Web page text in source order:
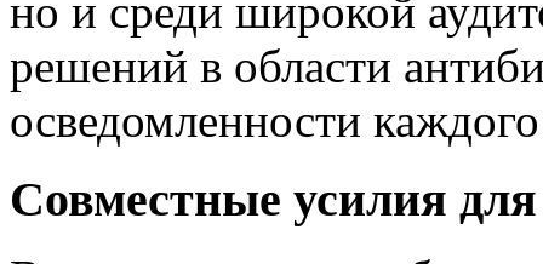
но и среди широкой
решений в области
осведомленности
Совместные усилия